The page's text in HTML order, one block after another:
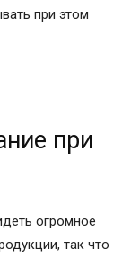
при этом
при
огромное
так что